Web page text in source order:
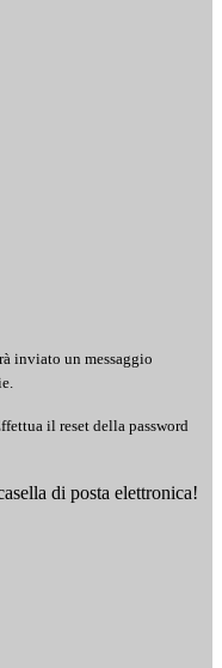
inviato un messaggio
il reset della password
di posta elettronica!